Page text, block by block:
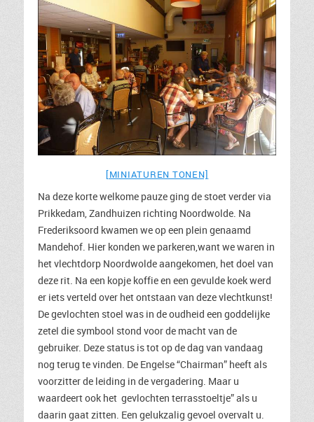
[MINIATUREN TONEN]
Na deze korte welkome pauze ging de stoet verder via
Prikkedam, Zandhuizen richting Noordwolde. Na
Frederiksoord kwamen we op een plein genaamd
Mandehof. Hier konden we parkeren,want we waren in
het vlechtdorp Noordwolde aangekomen, het doel van
deze rit. Na een kopje koffie en een gevulde koek werd
er iets verteld over het ontstaan van deze vlechtkunst!
De gevlochten stoel was in de oudheid een goddelijke
zetel die symbool stond voor de macht van de
gebruiker. Deze status is tot op de dag van vandaag
nog terug te vinden. De Engelse “Chairman” heeft als
voorzitter de leiding in de vergadering. Maar u
waardeert ook het gevlochten terrasstoeltje” als u
daarin gaat zitten. Een gelukzalig gevoel overvalt u.